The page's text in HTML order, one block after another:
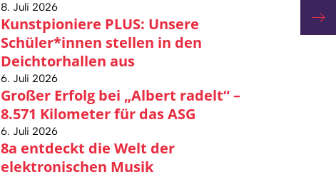
8. Juli 2026
Kunstpioniere PLUS: Unsere
Schüler*innen stellen in den
Deichtorhallen aus
6. Juli 2026
Großer Erfolg bei „Albert radelt“ –
8.571 Kilometer für das ASG
6. Juli 2026
8a entdeckt die Welt der
elektronischen Musik